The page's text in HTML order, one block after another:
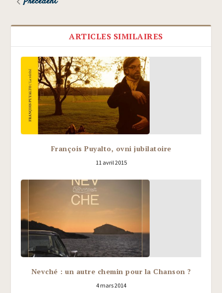
ARTICLES SIMILAIRES
François Puyalto, ovni jubilatoire
11 avril 2015
Nevché : un autre chemin pour la Chanson ?
4 mars 2014